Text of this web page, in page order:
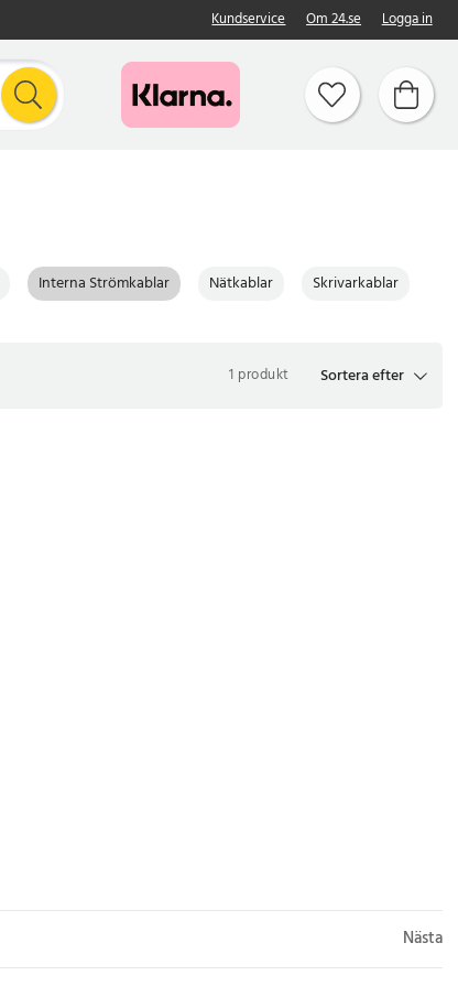
Kundservice Om 24.se Logga in
Interna Strömkablar Nätkablar Skrivarkablar
1 produkt Sortera efter
Nästa